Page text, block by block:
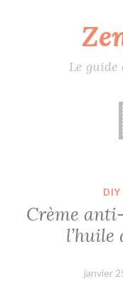
Le guide
DIY
Crème
l’huile
janvier